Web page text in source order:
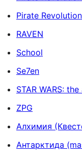
Pirate
RAVEN
School
Se7en
STAR WARS:
ZPG
Алхимия
Антарктида